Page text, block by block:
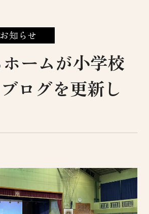
お知らせ
ホームが小学校
ログを更新し